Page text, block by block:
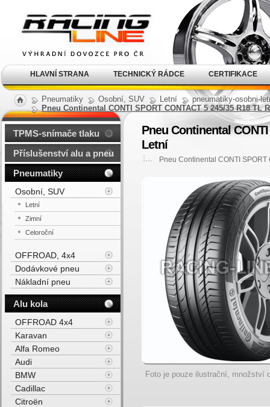
Pneumatiky Osobní, SUV Letní
pneumatiky-osobni-
Pneu Continental CONTI SPORT CONTACT 5 245/35 R18 TL
Pneu Continental CONTI
Letní
Pneu Continental CONTI
Foto je pouze ilustrační, množství
TPMS-snímače tlaku
Příslušenství alu a pneu
Pneumatiky
Osobní, SUV
Letní
Zimní
Celoroční
OFFROAD, 4x4
Dodávkové pneu
Nákladní pneu
Alu kola
OFFROAD 4x4
Karavan
Alfa Romeo
Audi
BMW
Cadillac
Citroën
kola Racing Line
HLAVNÍ STRANA TECHNICKÝ RÁDCE CERTIFIKACE